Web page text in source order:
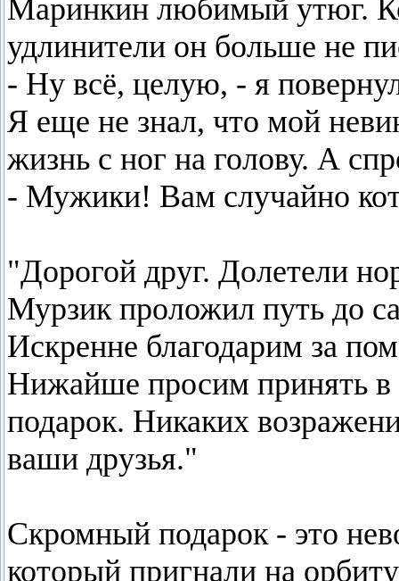
Маринкин любимый утюг.
удлинители он больше не
- Ну всё, целую, - я
Я еще не знал, что мой
жизнь с ног на голову. А
- Мужики! Вам случайно
"Дорогой друг. Долетели
Мурзик проложил путь до
Искренне благодарим за
Нижайше просим принять
подарок. Никаких
ваши друзья."
Скромный подарок - это
который пригнали на